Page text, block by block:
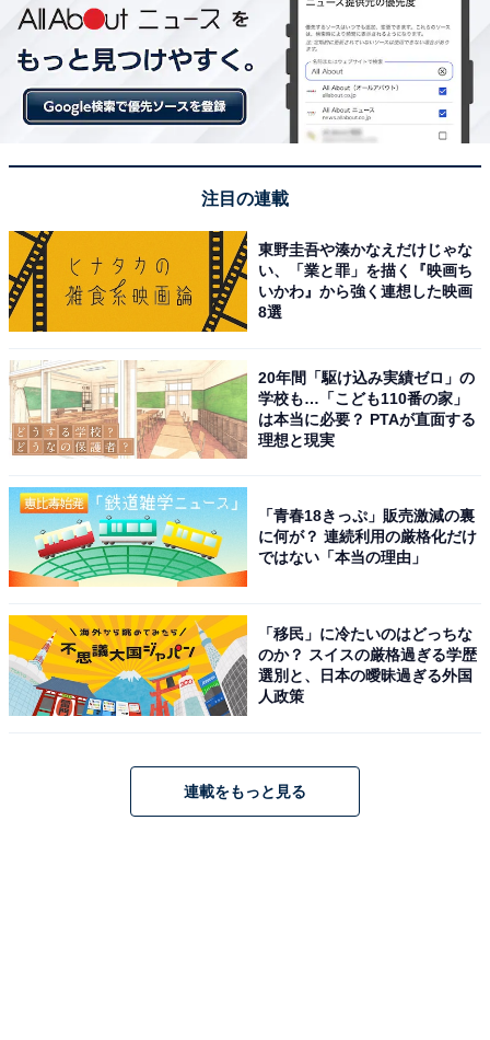
聞いた親との関係
・
現役東大生の幼少期「習い事ランキング」！ 2位は「ピ
アノ」、1位は？ 好きだった遊びや親に感謝しているこ
東京大学 卒業・修了者 就職状況（東大塾）
1 2
注目の連載
東野圭吾や湊かなえだけじゃな
い、「業と罪」を描く『映画ち
いかわ』から強く連想した映画
8選
20年間「駆け込み実績ゼロ」の
学校も…「こども110番の家」
は本当に必要？ PTAが直面する
理想と現実
「青春18きっぷ」販売激減の裏
に何が？ 連続利用の厳格化だけ
ではない「本当の理由」
「移民」に冷たいのはどっちな
のか？ スイスの厳格過ぎる学歴
選別と、日本の曖昧過ぎる外国
人政策
連載をもっと見る